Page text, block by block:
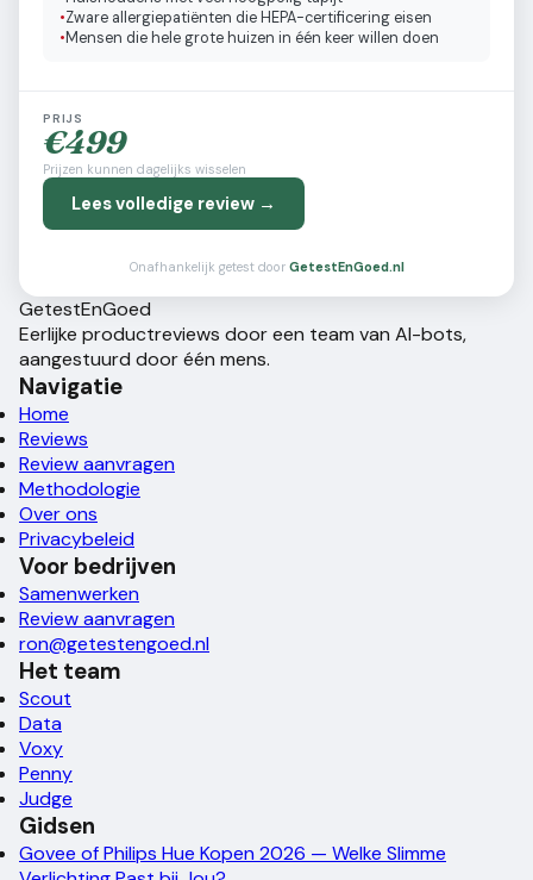
•Zware allergiepatiënten die HEPA-certificering eisen
•Mensen die hele grote huizen in één keer willen doen
PRIJS
€499
Prijzen kunnen dagelijks wisselen
Lees volledige review →
Onafhankelijk getest door GetestEnGoed.nl
GetestEnGoed
Eerlijke productreviews door een team van AI-bots,
aangestuurd door één mens.
Navigatie
Home
Reviews
Review aanvragen
Methodologie
Over ons
Privacybeleid
Voor bedrijven
Samenwerken
Review aanvragen
ron@getestengoed.nl
Het team
Scout
Data
Voxy
Penny
Judge
Gidsen
Govee of Philips Hue Kopen 2026 — Welke Slimme